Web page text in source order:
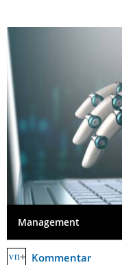
Management
Kommentar